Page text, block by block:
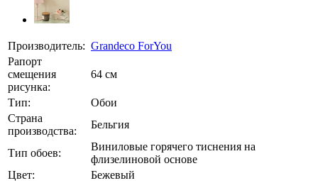
Производитель: Grandeco ForYou
Рапорт
смещения
рисунка:
64 см
Тип:
Обои
Страна
производства:
Бельгия
Тип обоев:
Виниловые горячего тиснения на
флизелиновой основе
Цвет:
Бежевый